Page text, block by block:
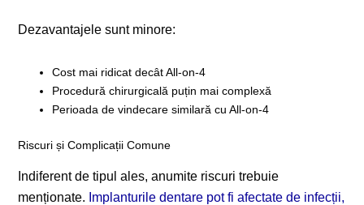
Dezavantajele sunt minore:
Cost mai ridicat decât All-on-4
Procedură chirurgicală puțin mai complexă
Perioada de vindecare similară cu All-on-4
Riscuri și Complicații Comune
Indiferent de tipul ales, anumite riscuri trebuie
menționate. Implanturile dentare pot fi afectate de infecții,